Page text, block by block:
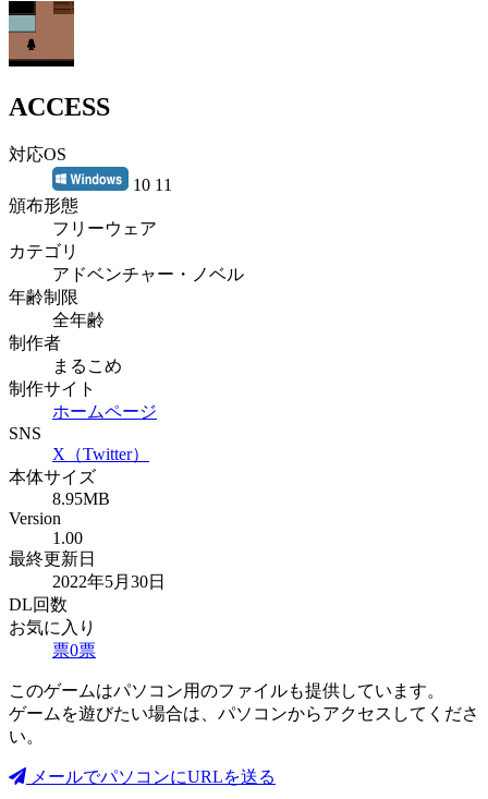
ACCESS
対応OS
10 11
頒布形態
フリーウェア
カテゴリ
アドベンチャー・ノベル
年齢制限
全年齢
制作者
まるこめ
制作サイト
ホームページ
SNS
X（Twitter）
本体サイズ
8.95MB
Version
1.00
最終更新日
2022年5月30日
DL回数
お気に入り
票0票
このゲームはパソコン用のファイルも提供しています。
ゲームを遊びたい場合は、パソコンからアクセスしてくださ
い。
メールでパソコンにURLを送る